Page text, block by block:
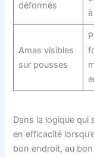
déformés
Amas visibles
sur pousses
Dans la logique qui
en efficacité
bon endroit, au